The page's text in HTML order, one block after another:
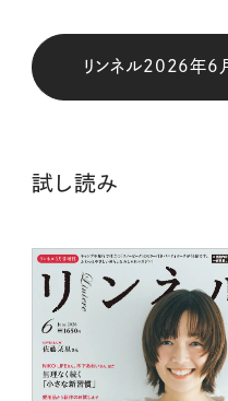
リンネル2026年6
試し読み